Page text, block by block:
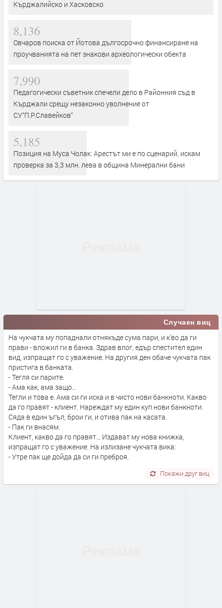
Кърджалийско и Хасковско
8,136
Овчаров поиска от Йотова дългосрочно финансиране на
проучванията на пет знакови археологически обекта
7,990
Педагогически съветник спечели дело в Районния съд в
Кърджали срещу незаконно уволнение от
СУ“П.Р.Славейков“
5,185
Позиция на Муса Чолак: Арестът ми е по сценарий, искам
проверка за 3,3 млн. лева в община Минерални бани
Случаен виц
На чукчата му попаднали отнякъде сума пари, и к’во да ги
прави - вложил ги в банка. Здрав влог, едър спестител един
вид, изпращат го с уважение. На другия ден обаче чукчата пак
пристига в банката.
- Тегля си парите.
- Ама как, ама защо…
Тегли и това е. Ама си ги иска и в чисто нови банкноти. Какво
да го правят - клиент. Нареждат му един куп нови банкноти.
Сяда в един ъгъл, брои ги, и отива пак на касата.
- Пак ги внасям.
Клиент, какво да го правят… Издават му нова книжка,
изпращат го с уважение. На излизане чукчата вика:
- Утре пак ще дойда да си ги преброя.
Покажи друг виц